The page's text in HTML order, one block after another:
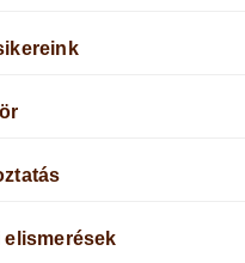
elismerések